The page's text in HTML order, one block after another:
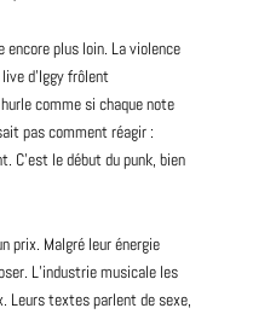
plus loin. La violence
d’Iggy frôlent
comme si chaque note
pas comment réagir :
C’est le début dupunk, bien
prix. Malgré leur énergie
L’industrie musicale les
Leurs textes parlent de sexe,